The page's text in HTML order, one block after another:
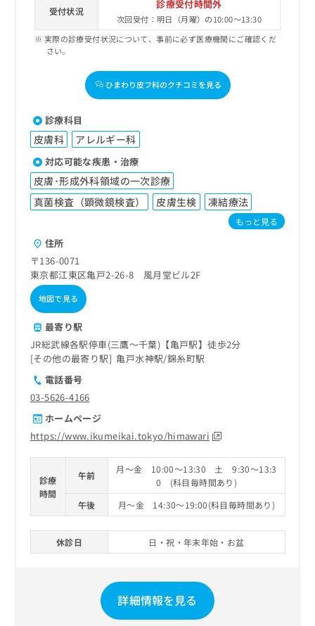
受付状況
診療受付時間外
次回受付：明日（月曜）の10:00～13:30
実際の診療受付状況について、事前に必ず医療機関にご確認くだ
さい。
ひまわり皮フ科のクチコミを見る
診療科目
皮膚科 アレルギー科
対応可能な疾患・治療
皮膚･形成外科領域の一次診療
真菌検査（顕微鏡検査）
皮膚生検 凍結療法
もっと見る
住所
〒136-0071
東京都江東区亀戸2-26-8 風月堂ビル2F
地図で見る
最寄り駅
JR総武線各駅停車(三鷹～千葉)【亀戸駅】徒歩2分
その他の最寄り駅
亀戸水神駅 錦糸町駅
電話番号
03-5626-4166
ホームページ
https://www.ikumeikai.tokyo/himawari
診療
時間
午前
月～金 10:00～13:30 土 9:30～13:3
0 (科目毎時間あり)
午後
月～金 14:30～19:00(科目毎時間あり)
休診日 日・祝・年末年始・お盆
詳細情報を見る